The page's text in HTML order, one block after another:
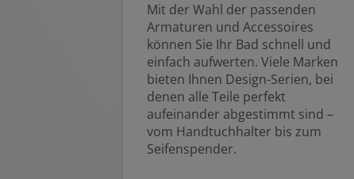
Mit der Wahl der passenden
Armaturen und Accessoires
können Sie Ihr Bad schnell und
einfach aufwerten. Viele Marken
bieten Ihnen Design-Serien, bei
denen alle Teile perfekt
aufeinander abgestimmt sind –
vom Handtuchhalter bis zum
Seifenspender.